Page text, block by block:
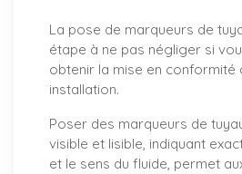
La pose de marqueurs de
étape à ne pas négliger si
obtenir la mise en conformité
installation.
Poser des marqueurs de
visible et lisible, indiquant
et le sens du fluide, permet